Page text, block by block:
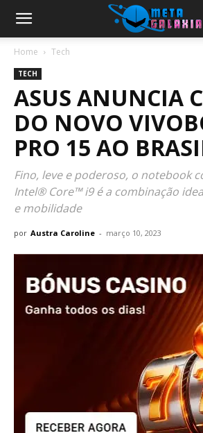
Home Tech
TECH
ASUS ANUNCIA
DO NOVO
PRO 15 AO
Fino, leve e poderoso, o notebook
Intel® Core™ i9 é a combinação
e mobilidade
por Austra Caroline - março 10, 2023